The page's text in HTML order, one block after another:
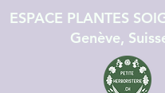
ESPACE PLANTES
Genève,